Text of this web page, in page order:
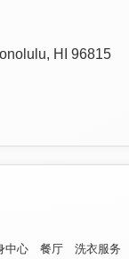
HI 96815
中心 餐厅 洗衣服务